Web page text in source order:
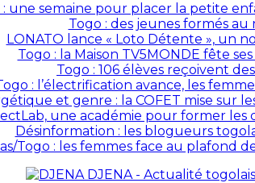
: une semaine pour placer la petite
Togo : des jeunes formés
LONATO lance « Loto Détente », un
Togo : la Maison TV5MONDE fête
Togo : 106 élèves reçoivent
: l’électrification avance, les
et genre : la COFET mise sur
une académie pour former les
Désinformation : les blogueurs
Togo : les femmes face au plafond
DJENA - Actualité